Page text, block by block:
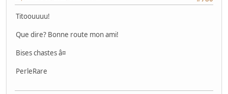
Titoouuuu!
Que dire? Bonne route mon ami!
Bises chastes â¤
PerleRare